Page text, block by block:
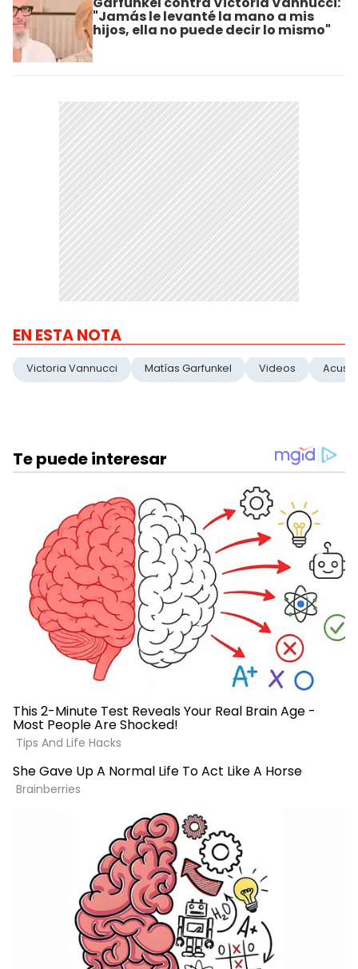
"Jamás le levanté la mano a mis
hijos, ella no puede decir lo mismo"
EN ESTA NOTA
Victoria Vannucci Matías Garfunkel Videos